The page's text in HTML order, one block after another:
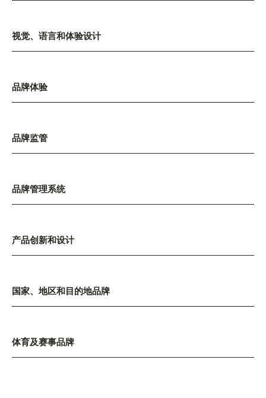
视觉、语言和体验设计
品牌体验
品牌监管
品牌管理系统
产品创新和设计
国家、地区和目的地品牌
体育及赛事品牌